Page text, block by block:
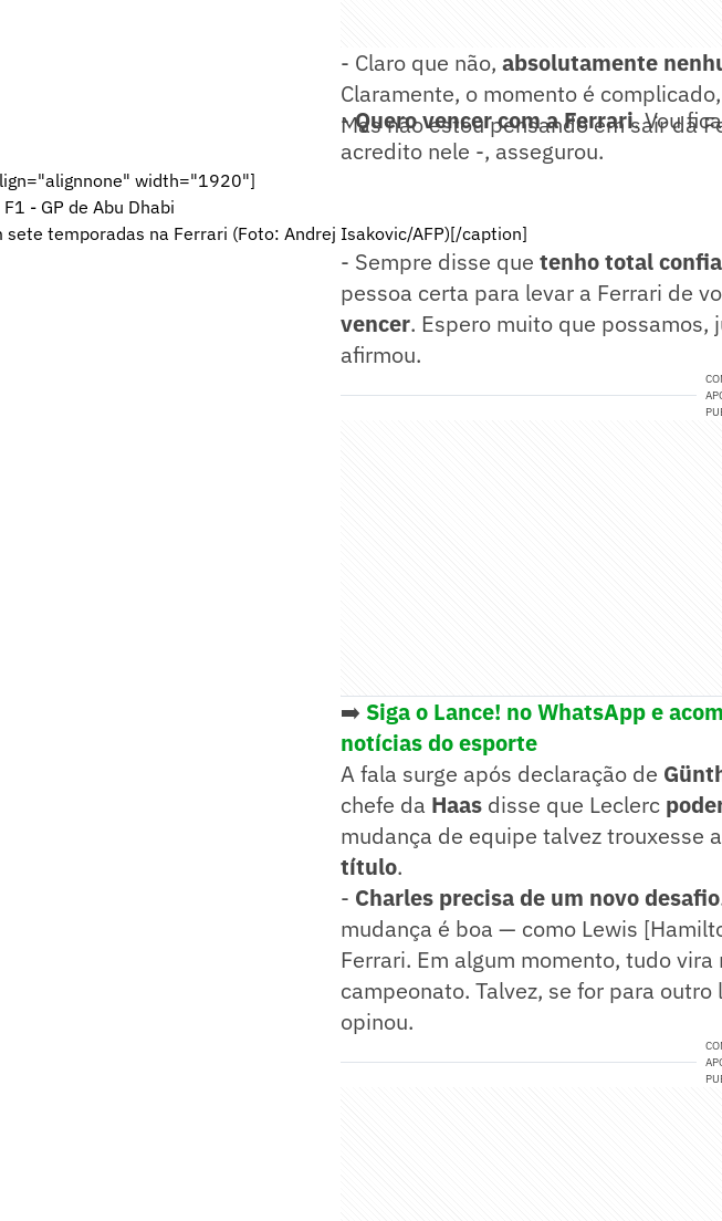
- Claro que não, absolutamente
Claramente, o momento é
Mas não estou pensando em sair da
-Quero vencer com a Ferrari. Vou
acredito nele -, assegurou.
width="1920"]
temporadas na Ferrari (Foto: Andrej Isakovic/AFP)[/caption]
- Sempre disse que tenho total
pessoa certa para levar a Ferrari de
vencer. Espero muito que
afirmou.
➡️ Siga o Lance! no WhatsApp e
notícias do esporte
A fala surge após declaração de
chefe da Haas disse que Leclerc
mudança de equipe talvez trouxesse a
título.
- Charles precisa de um novo desafio
mudança é boa — como Lewis
Ferrari. Em algum momento, tudo
campeonato. Talvez, se for para
opinou.